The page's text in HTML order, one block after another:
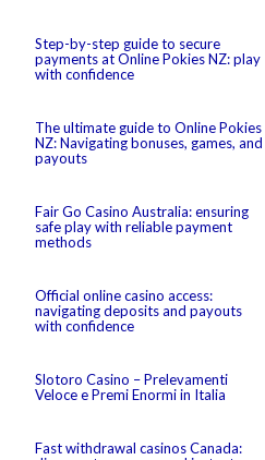
Step-by-step guide to secure
payments at Online Pokies NZ: play
with confidence
The ultimate guide to Online Pokies
NZ: Navigating bonuses, games, and
payouts
Fair Go Casino Australia: ensuring
safe play with reliable payment
methods
Official online casino access:
navigating deposits and payouts
with confidence
Slotoro Casino – Prelevamenti
Veloce e Premi Enormi in Italia
Fast withdrawal casinos Canada: